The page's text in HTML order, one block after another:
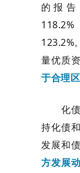
的报
123.2%
量优质资
于合理
化
持化债
发展和
方发展动